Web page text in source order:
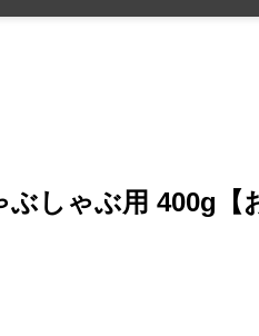
ぶしゃぶ用 400g【